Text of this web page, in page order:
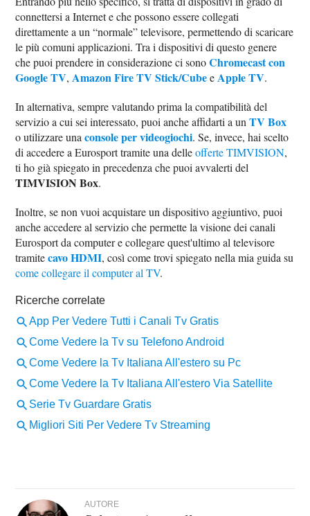
connettersi a Internet e che possono essere collegati
direttamente a un “normale” televisore, permettendo di scaricare
le più comuni applicazioni. Tra i dispositivi di questo genere
che puoi prendere in considerazione ci sonoChromecast con
Google TV, Amazon Fire TV Stick/Cubee Apple TV.
In alternativa, sempre valutando prima la compatibilità del
servizio a cui sei interessato, puoi anche affidarti a unTV Box
o utilizzare unaconsole per videogiochi. Se, invece, hai scelto
di accedere a Eurosport tramite una delleofferte TIMVISION,
ti ho già spiegato in precedenza che puoi avvalerti del
TIMVISION Box.
Inoltre, se non vuoi acquistare un dispositivo aggiuntivo, puoi
anche accedere al servizio che permette la visione dei canali
Eurosport da computer e collegare quest'ultimo al televisore
tramitecavo HDMI, così come trovi spiegato nella mia guida su
come collegare il computer al TV.
AUTORE